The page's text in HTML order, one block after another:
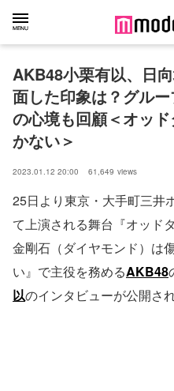
AKB48小栗有以、日
面した印象は？グル
の心境も回顧＜オッ
かない＞
2023.01.12 20:00 61,649 views
25日より東京・大手町三井
て上演される舞台『オッド
金剛石（ダイヤモンド）は
い』で主役を務めるAKB48
以のインタビューが公開され